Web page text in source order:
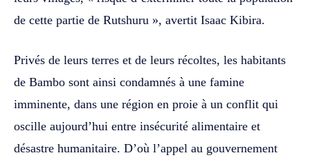
de cette partie de Rutshuru », avertit Isaac Kibira.
Privés de leurs terres et de leurs récoltes, les habitants
de Bambo sont ainsi condamnés à une famine
imminente, dans une région en proie à un conflit qui
oscille aujourd’hui entre insécurité alimentaire et
désastre humanitaire. D’où l’appel au gouvernement